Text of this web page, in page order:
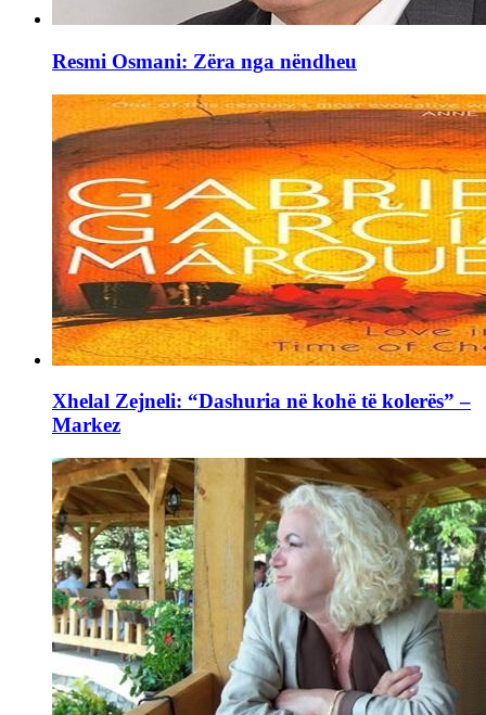
Resmi Osmani: Zëra nga nëndheu
Xhelal Zejneli: “Dashuria në kohë të kolerës” –
Markez